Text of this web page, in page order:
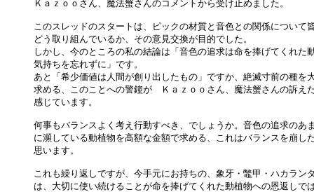
Ｋａｚｏｏさん、魔法蟹さんのコメントから受け止めました。
このスレッドのスタートは、ピックの材質と音色との関係について
どう取り組んでいるか、その意見交換が目的でした。
しかし、今のところの私の結論は「音色の追求は命を捧げてくれた
気持ちを忘れずに」です。
あと「希少価値は人間が創り出したもの」ですか、絶滅寸前の種を
求める、このことへの警鐘が　Ｋａｚｏｏさん、魔法蟹さんの訴え
感じています。
何事もバランスよく考え行動すべき、でしょうか。音色の追求のあ
に瀕している動植物を高額な金額で求める、これはバランスを崩し
思います。
これも繰り返しですが、今手元にお持ちの、象牙・鼈甲・ハカラン
は、大切に使い続けることが命を捧げてくれた動植物への恩返しで